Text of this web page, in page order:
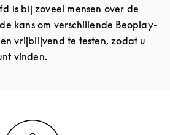
is bij zoveel mensen over de
kans om verschillende Beoplay-
vrijblijvend te testen, zodat u
vinden.